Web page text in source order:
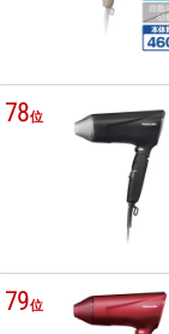
78位
79位